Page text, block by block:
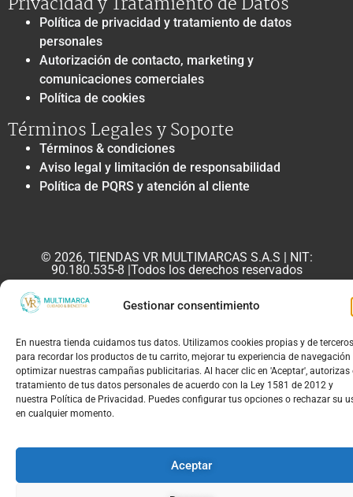
Gestionar consentimiento
En nuestra tienda cuidamos tus datos. Utilizamos cookies propias y de terceros
para recordar los productos de tu carrito, mejorar tu experiencia de navegación
optimizar nuestras campañas publicitarias. Al hacer clic en 'Aceptar', autorizas
tratamiento de tus datos personales de acuerdo con la Ley 1581 de 2012 y
nuestra Política de Privacidad. Puedes configurar tus opciones o rechazar su
en cualquier momento.
Aceptar
Política de privacidad y tratamiento de datos
personales
Autorización de contacto, marketing y
comunicaciones comerciales
Política de cookies
Términos Legales y Soporte
Términos & condiciones
Aviso legal y limitación de responsabilidad
Política de PQRS y atención al cliente
© 2026, TIENDAS VR MULTIMARCAS S.A.S | NIT:
90.180.535-8 |Todos los derechos reservados
Superintendencia de Industria y Comercio: www.sic.gov.co